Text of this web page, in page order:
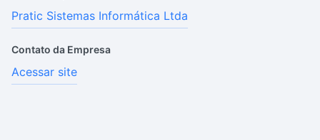
Pratic Sistemas Informática Ltda
Contato da Empresa
Acessar site